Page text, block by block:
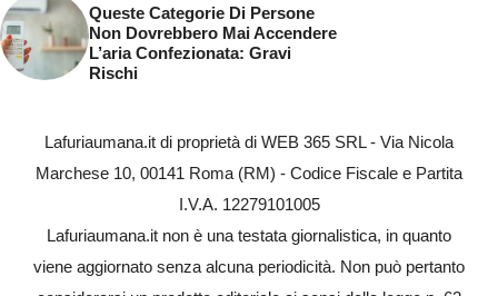
Queste Categorie Di Persone
Non Dovrebbero Mai Accendere
L’aria Confezionata: Gravi
Rischi
Lafuriaumana.it di proprietà di WEB 365 SRL - Via Nicola
Marchese 10, 00141 Roma (RM) - Codice Fiscale e Partita
I.V.A. 12279101005
Lafuriaumana.it non è una testata giornalistica, in quanto
viene aggiornato senza alcuna periodicità. Non può pertanto